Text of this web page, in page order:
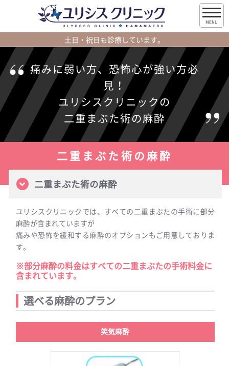
土日・祝日も診療しています。
MENU
痛みに弱い方、恐怖心が強い方必
見！
ユリシスクリニックの
二重まぶた術の麻酔
二重まぶた術の麻酔
二重まぶた術の麻酔
ユリシスクリニックでは、すべての二重まぶたの手術に部分
麻酔が含まれていますが
痛みや恐怖を緩和する麻酔のオプションもご用意しておりま
す。
※部分麻酔の料金はすべての二重まぶたの手術料金に
含まれています。
選べる麻酔のプラン
笑気麻酔